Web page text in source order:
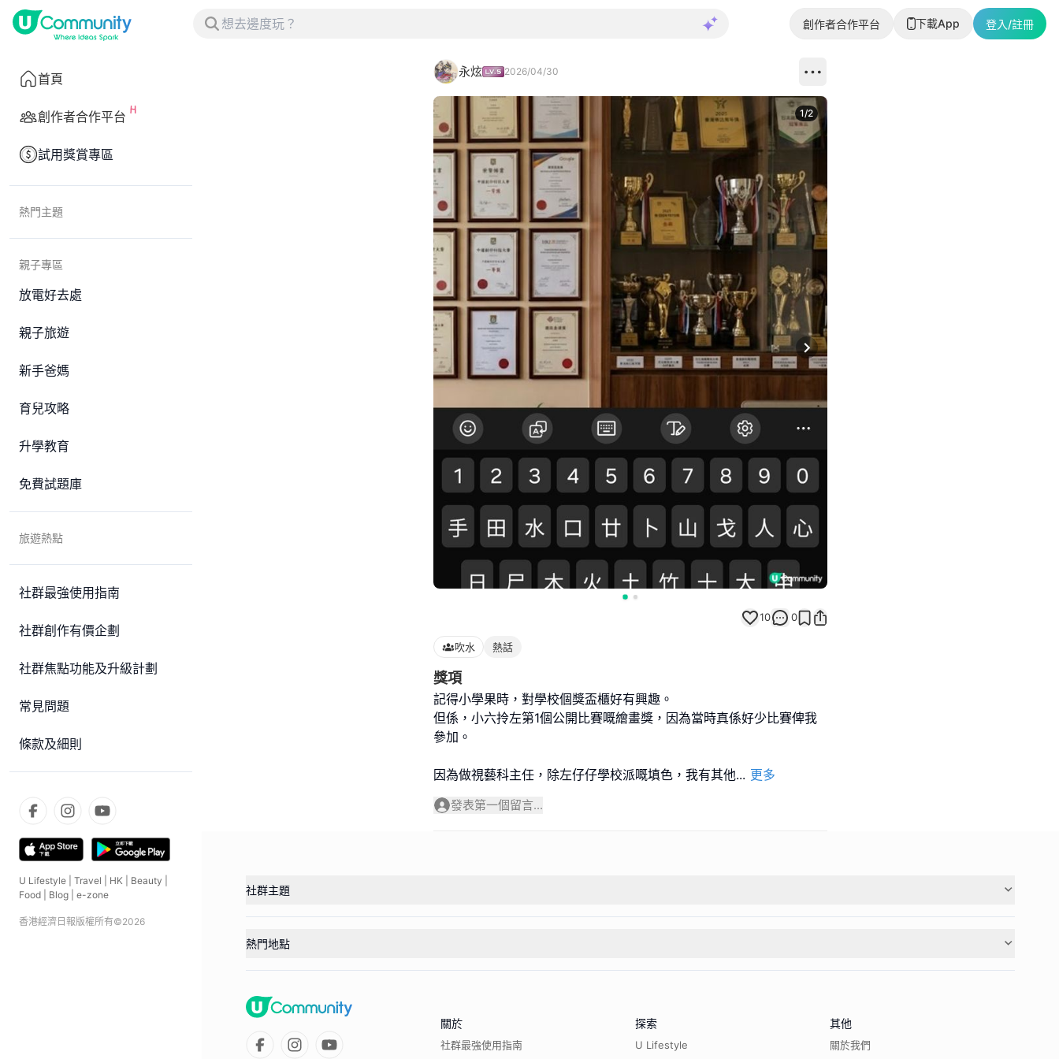
創作者合作平台 下載App 登入/註冊
首頁
創作者合作平台
試用獎賞專區
熱門主題
親子專區
放電好去處
親子旅遊
新手爸媽
育兒攻略
升學教育
免費試題庫
旅遊熱點
社群最強使用指南
社群創作有價企劃
社群焦點功能及升級計劃
常見問題
條款及細則
U Lifestyle Travel HK Beauty
Food
Blog e-zone
香港經濟日報版權所有©2026
永炫 2026/04/30
Next slide
1/2
10 0
吹水 熱話
獎項
記得小學果時，對學校個獎盃櫃好有興趣。
但係，小六拎左第1個公開比賽嘅繪畫獎，因為當時真係好少比賽俾我
參加。
因為做視藝科主任，除左仔仔學校派嘅填色，我有其他... 更多
發表第一個留言...
社群主題
熱門地點
關於
社群最強使用指南
探索
U Lifestyle
其他
關於我們